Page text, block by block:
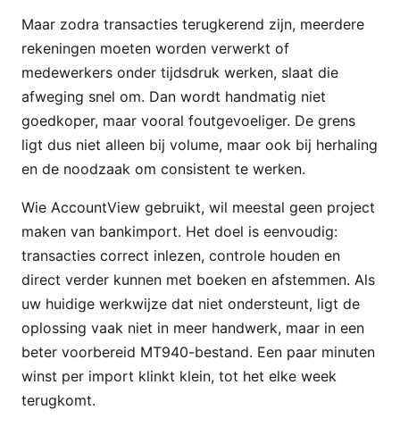
Maar zodra transacties terugkerend zijn, meerdere
rekeningen moeten worden verwerkt of
medewerkers onder tijdsdruk werken, slaat die
afweging snel om. Dan wordt handmatig niet
goedkoper, maar vooral foutgevoeliger. De grens
ligt dus niet alleen bij volume, maar ook bij herhaling
en de noodzaak om consistent te werken.
Wie AccountView gebruikt, wil meestal geen project
maken van bankimport. Het doel is eenvoudig:
transacties correct inlezen, controle houden en
direct verder kunnen met boeken en afstemmen. Als
uw huidige werkwijze dat niet ondersteunt, ligt de
oplossing vaak niet in meer handwerk, maar in een
beter voorbereid MT940-bestand. Een paar minuten
winst per import klinkt klein, tot het elke week
terugkomt.